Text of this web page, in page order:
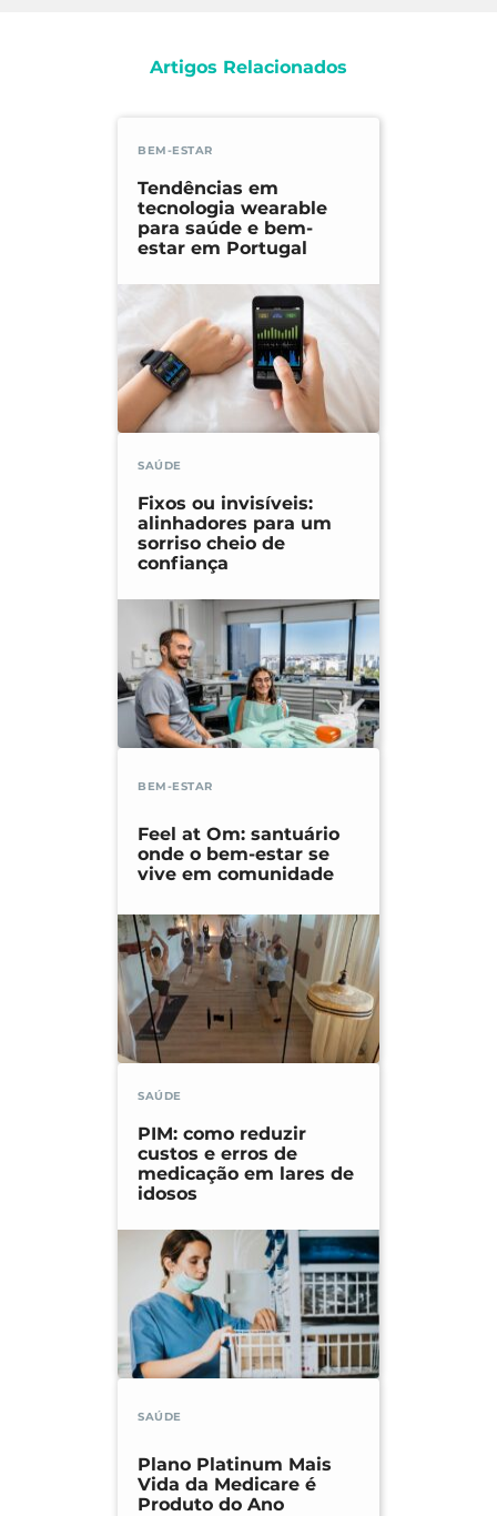
Artigos Relacionados
BEM-ESTAR
Tendências em
tecnologia wearable
para saúde e bem-
estar em Portugal
SAÚDE
Fixos ou invisíveis:
alinhadores para um
sorriso cheio de
confiança
BEM-ESTAR
Feel at Om: santuário
onde o bem-estar se
vive em comunidade
SAÚDE
PIM: como reduzir
custos e erros de
medicação em lares de
idosos
SAÚDE
Plano Platinum Mais
Vida da Medicare é
Produto do Ano